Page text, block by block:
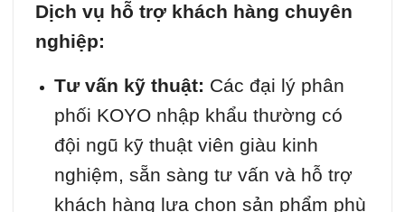
Dịch vụ hỗ trợ khách hàng chuyên
nghiệp:
Tư vấn kỹ thuật: Các đại lý phân
phối KOYO nhập khẩu thường có
đội ngũ kỹ thuật viên giàu kinh
nghiệm, sẵn sàng tư vấn và hỗ trợ
khách hàng lựa chọn sản phẩm phù